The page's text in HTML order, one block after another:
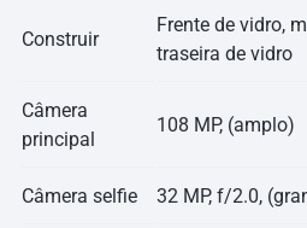
Construir
Frente de vidro,
traseira de vidro
Câmera
principal
108 MP, (amplo)
Câmera selfie 32 MP, f/2.0,